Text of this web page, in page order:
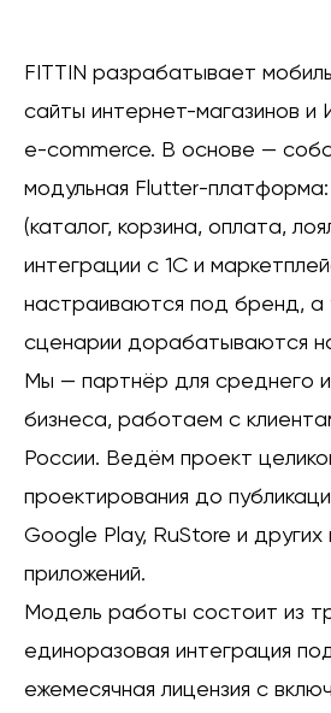
FITTIN разрабатывает
сайты интернет-магазинов и
e-commerce. В основе —
модульная Flutter-
(каталог, корзина, оплата,
интеграции с 1С и
настраиваются под бренд, а
сценарии дорабатываются
Мы — партнёр для среднего и
бизнеса, работаем с
России. Ведём проект
проектирования до
Google Play, RuStore и других
приложений.
Модель работы состоит из
единоразовая интеграция
ежемесячная лицензия с